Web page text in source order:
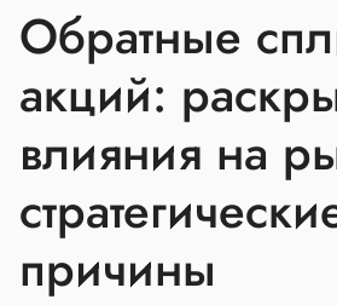
Обратные
акций:
влияния на
причины